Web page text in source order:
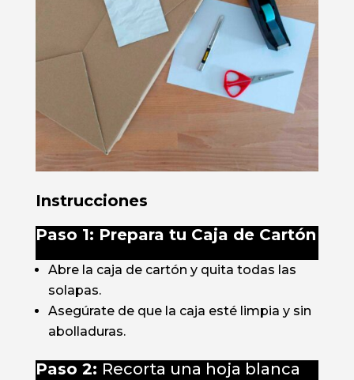
Instrucciones
Paso 1: Prepara tu Caja de Cartón
Abre la caja de cartón y quita todas las
solapas.
Asegúrate de que la caja esté limpia y sin
abolladuras.
Paso 2: Recorta una hoja blanca